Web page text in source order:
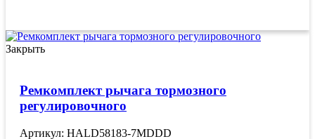
Закрыть
Ремкомплект рычага тормозного
регулировочного
Артикул: HALD58183-7MDDD